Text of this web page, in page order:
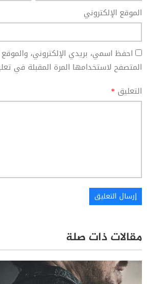
الموقع الإلكتروني
احفظ اسمي، بريدي الإلكتروني،
المتصفح لاستخدامها المرة المقبلة في
التعليق *
مقالات ذات صلة